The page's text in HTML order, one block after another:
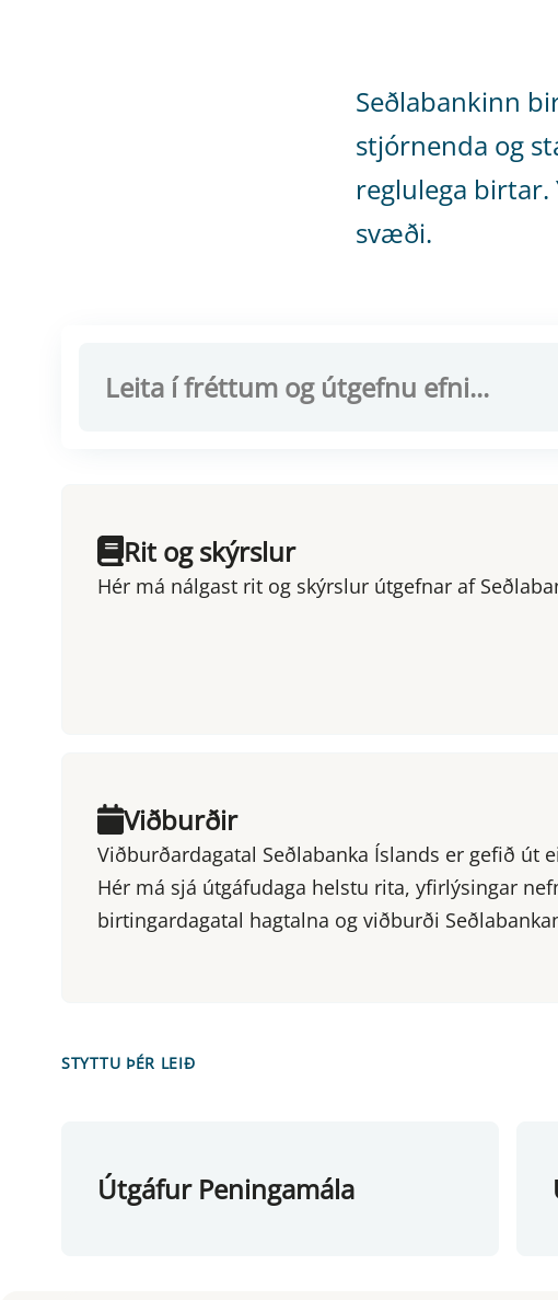
Seðlabankinn
stjórnenda og
reglulega birtar.
svæði.
Rit og skýrslur
Hér má nálgast rit og skýrslur útgefnar af
Viðburðir
Viðburðardagatal Seðlabanka Íslands er gefið út
Hér má sjá útgáfudaga helstu rita, yfirlýsingar
birtingardagatal hagtalna og viðburði
STYTTU ÞÉR LEIÐ
Útgáfur Peningamála